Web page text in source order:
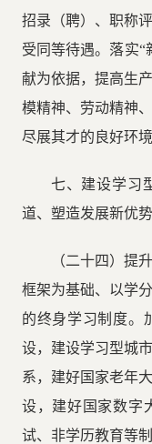
招录（聘）、职称
受同等待遇。落实“
献为依据，提高生
模精神、劳动精神
尽展其才的良好环境
七、建设学习
道、塑造发展新优势
（二十四）提
框架为基础、以学
的终身学习制度。
设，建设学习型城
系，建好国家老年
设，建好国家数字
试、非学历教育等